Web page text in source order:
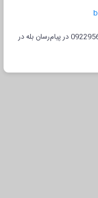
Google
همچنین برای طرح مشکلات و یا سوال با شماره 09229565809 در پیام‌رسان بله در